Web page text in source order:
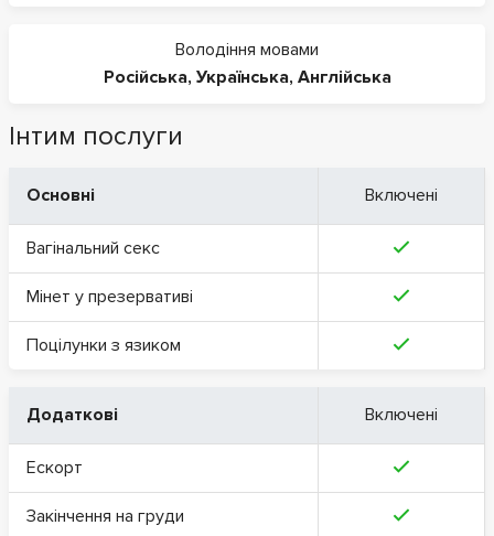
Володіння мовами
Російська, Українська, Англійська
Інтим послуги
Основні Включені
Вагінальний секс
Мінет у презервативі
Поцілунки з язиком
Додаткові Включені
Ескорт
Закінчення на груди